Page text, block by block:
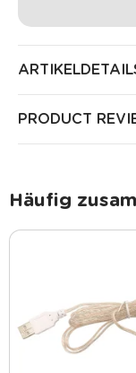
PRODUCT
Häufig